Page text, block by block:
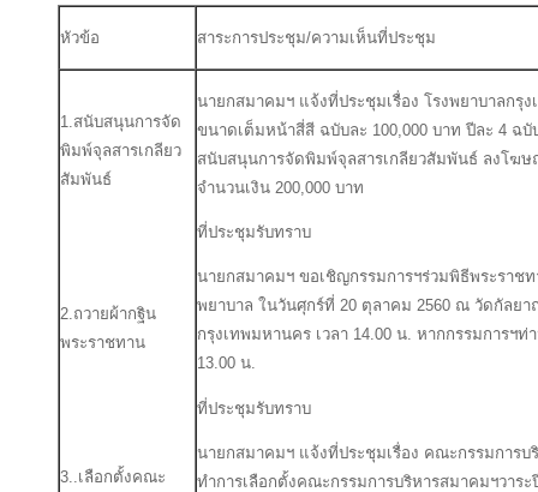
หัวข้อ สาระการประชุม/ความเห็นที่ประชุม
1.สนับสนุนการจัด
พิมพ์จุลสารเกลียว
สัมพันธ์
2.ถวายผ้ากฐิน
พระราชทาน
3..เลือกตั้งคณะ
นายกสมาคมฯ แจ้งที่ประชุมเรื่อง โรงพยาบาลก
ขนาดเต็มหน้าสี่สี ฉบับละ 100,000 บาท ปีละ 4 ฉบั
สนับสนุนการจัดพิมพ์จุลสารเกลียวสัมพันธ์ ลงโฆ
จำนวนเงิน 200,000 บาท
ที่ประชุมรับทราบ
นายกสมาคมฯ ขอเชิญกรรมการฯร่วมพิธีพระราช
พยาบาล ในวันศุกร์ที่ 20 ตุลาคม 2560 ณ วัดกัลย
กรุงเทพมหานคร เวลา 14.00 น. หากกรรมการฯ
13.00 น.
ที่ประชุมรับทราบ
นายกสมาคมฯ แจ้งที่ประชุมเรื่อง คณะกรรมการ
ทำการเลือกตั้งคณะกรรมการบริหารสมาคมฯวาร